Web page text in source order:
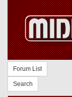
Forum List
Search